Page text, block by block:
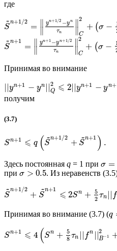
где
S
~n+1 /2
= ∥
∥
yn+1/2 −yn
τn
∥
∥
2
C
+ (σ −
S
~n+1
= ∥
∥
yn+1 −yn+1 /2
τn
∥
∥
2
C
+ (σ −
Принимая во внимание
yn+1 − yn ||2
Q ⩽ 2|| yn+1 − yn+
получим
(3.7)
Sn+1 ⩽ q (S
~n+1 /2
+ S
~n+1 ) .
Здесь постоянная q = 1 при σ =
при σ > 0.5. Из неравенств
S
~n+1/2
+ S
~n+1 ⩽ 2Sn + 5
2 τn || f
Принимая во внимание (3.7) (q
Sn+1 ⩽ 4 (Sn + 5
8 τn || f n ||2
B−1